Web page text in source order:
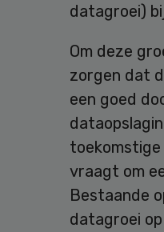
datagroei)
Om deze
zorgen dat
een goed
vraagt om
Bestaande
datagroei